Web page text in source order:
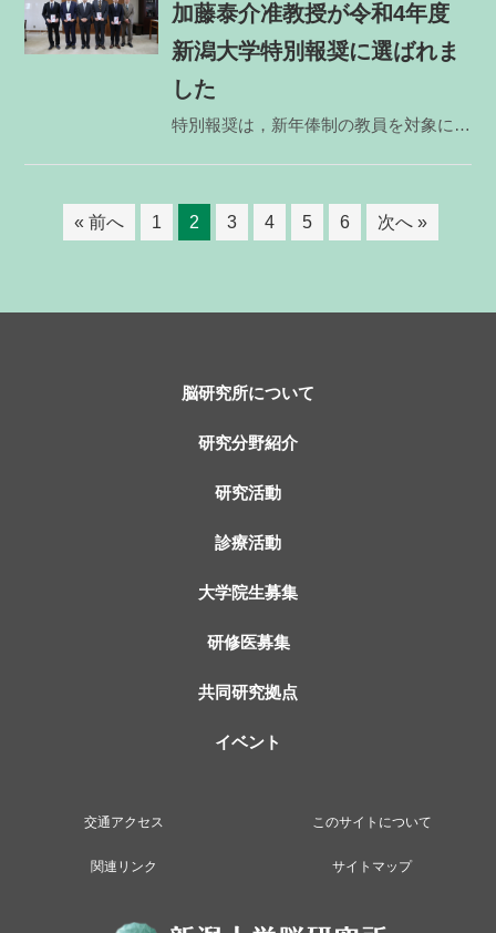
加藤泰介准教授が令和4年度
新潟大学特別報奨に選ばれま
した
特別報奨は，新年俸制の教員を対象に，本学における教育，研究，診療及び大学運営等の活性化及び発展に寄与
« 前へ 1 2 3 4 5 6 次へ »
脳研究所について
研究分野紹介
研究活動
診療活動
大学院生募集
研修医募集
共同研究拠点
イベント
交通アクセス このサイトについて
関連リンク サイトマップ